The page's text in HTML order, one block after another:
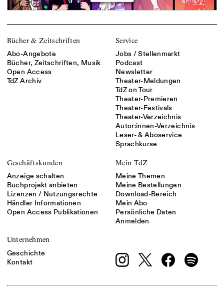
Bücher & Zeitschriften
Abo-Angebote
Bücher, Zeitschriften, Musik
Open Access
TdZ Archiv
Service
Jobs / Stellenmarkt
Podcast
Newsletter
Theater-Meldungen
TdZ on Tour
Theater-Premieren
Theater-Festivals
Theater-Verzeichnis
Autor:innen-Verzeichnis
Leser- & Aboservice
Sprachkurse
Geschäftskunden
Anzeige schalten
Buchprojekt anbieten
Lizenzen / Nutzungsrechte
Händler Informationen
Open Access Publikationen
Mein TdZ
Meine Themen
Meine Bestellungen
Download-Bereich
Mein Abo
Persönliche Daten
Anmelden
Unternehmen
Geschichte
Kontakt